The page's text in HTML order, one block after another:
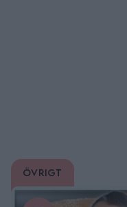
Övrigt